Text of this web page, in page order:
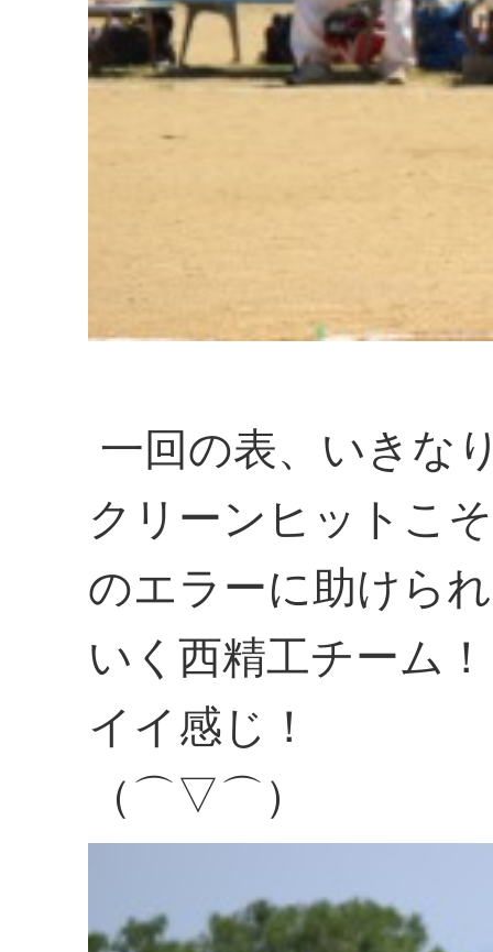
一回の表、いきな
クリーンヒットこ
のエラーに助けら
いく西精工チーム！
イイ感じ！
（⌒▽⌒）